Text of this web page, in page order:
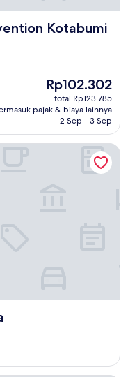
Kotabumi
Kotabumi
Harga
sekarang
Rp102.302
Rp102.302
total Rp123.785
pajak & biaya lainnya
2 Sep - 3 Sep